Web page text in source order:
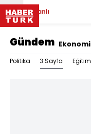
Canlı
Gündem Ekonomi
Politika 3.Sayfa Eğitim